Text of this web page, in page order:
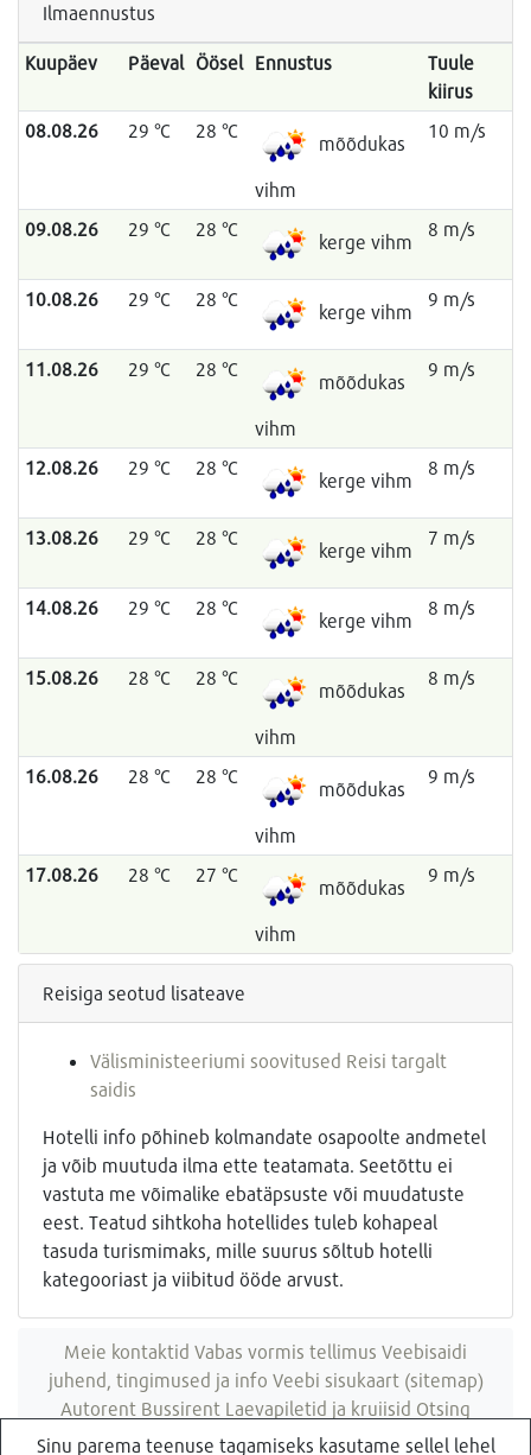
Ilmaennustus
Kuupäev Päeval Öösel Ennustus
Tuule
kiirus
08.08.26
29 °C 28 °C
mõõdukas
vihm
10 m/s
09.08.26 29 °C 28 °C
kerge vihm
8 m/s
10.08.26 29 °C 28 °C
kerge vihm
9 m/s
11.08.26 29 °C 28 °C
mõõdukas
vihm
9 m/s
12.08.26 29 °C 28 °C
kerge vihm
8 m/s
13.08.26 29 °C 28 °C
kerge vihm
7 m/s
14.08.26 29 °C 28 °C
kerge vihm
8 m/s
15.08.26 28 °C 28 °C
mõõdukas
vihm
8 m/s
16.08.26 28 °C 28 °C
mõõdukas
vihm
9 m/s
17.08.26 28 °C 27 °C
mõõdukas
vihm
9 m/s
Reisiga seotud lisateave
Välisministeeriumi soovitused Reisi targalt
saidis
Hotelli info põhineb kolmandate osapoolte andmetel
ja võib muutuda ilma ette teatamata. Seetõttu ei
vastuta me võimalike ebatäpsuste või muudatuste
eest. Teatud sihtkoha hotellides tuleb kohapeal
tasuda turismimaks, mille suurus sõltub hotelli
kategooriast ja viibitud ööde arvust.
Meie kontaktid Vabas vormis tellimus Veebisaidi
juhend, tingimused ja info Veebi sisukaart (sitemap)
Autorent Bussirent Laevapiletid ja kruiisid Otsing
veebisaidist
Sinu parema teenuse tagamiseks kasutame sellel lehel